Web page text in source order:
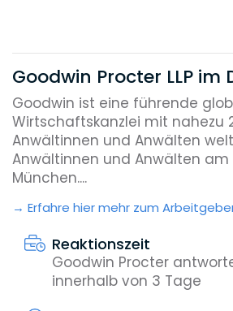
Goodwin Procter LLP im
Goodwin ist eine führende
Wirtschaftskanzlei mit nahezu
Anwältinnen und Anwälten
Anwältinnen und Anwälten
München....
Erfahre hier mehr zum
Reaktionszeit
Goodwin Procter
innerhalb von 3 Tage